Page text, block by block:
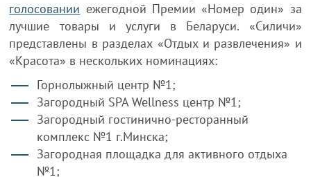
голосовании ежегодной Премии «Номер один» за
лучшие товары и услуги в Беларуси. «Силичи»
представлены в разделах «Отдых и развлечения» и
«Красота» в нескольких номинациях:
Горнолыжный центр №1;
Загородный SPA Wellness центр №1;
Загородный гостинично-ресторанный
комплекс №1 г.Минска;
Загородная площадка для активного отдыха
№1;